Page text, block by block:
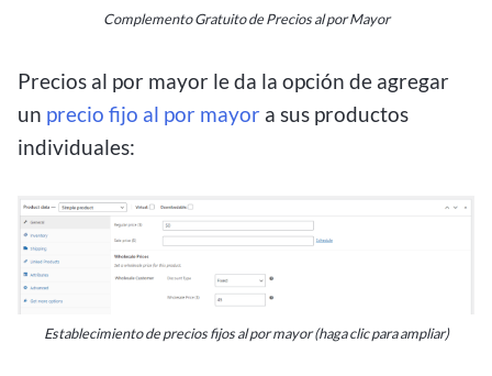
Complemento Gratuito de Precios al por Mayor
Precios al por mayor le da la opción de agregar
un precio fijo al por mayor a sus productos
individuales:
Establecimiento deprecios fijos al por mayor (haga clic para ampliar)